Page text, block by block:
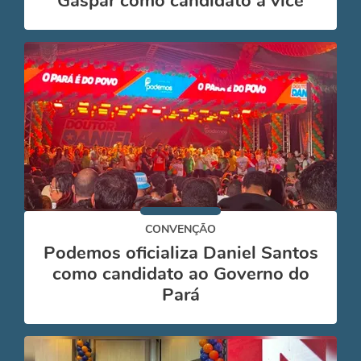
CONVENÇÃO
Podemos oficializa Daniel Santos
como candidato ao Governo do
Pará